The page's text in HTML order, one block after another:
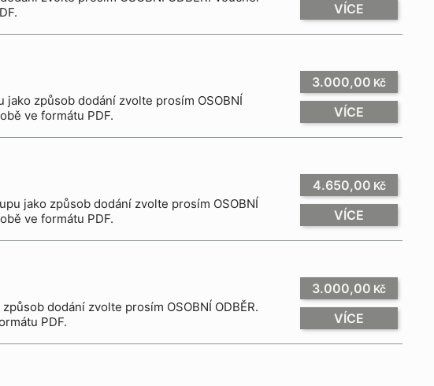
VÍCE
způsob dodání zvolte prosím OSOBNÍ
ve formátu PDF.
3.000,00 Kč
VÍCE
ve formátu PDF.
4.650,00 Kč
VÍCE
dodání zvolte prosím OSOBNÍ ODBĚR.
PDF.
3.000,00 Kč
VÍCE